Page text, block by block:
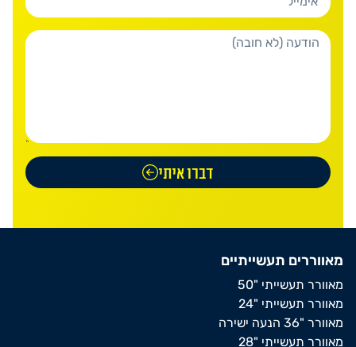
דברו איתי
מאווררים תעשייתיים
מאוורר תעשייתי "50
מאוורר תעשייתי "24
מאוורר "36 הנעה ישירה
מאוורר תעשייתי "28